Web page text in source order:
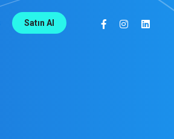
Satın Al